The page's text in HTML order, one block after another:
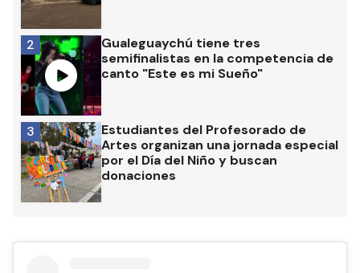
Gualeguaychú tiene tres
semifinalistas en la competencia de
canto "Este es mi Sueño"
2
Estudiantes del Profesorado de
Artes organizan una jornada especial
por el Día del Niño y buscan
donaciones
3